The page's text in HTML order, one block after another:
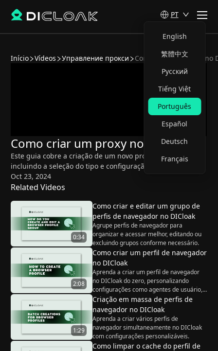
PT
English
繁體中文
Русский
Tiếng Việt
Português
Español
Deutsch
Français
Início Vídeos Управление прокси Como criar um proxy no
Como criar um proxy no DICloak
Este guia cobre a criação de um novo proxy no DICloak,
incluindo a seleção do tipo e configuração de preferências.
Oct 23, 2024
Related Videos
0:34
Como criar e editar um grupo de
perfis de navegador no DICloak
Agrupe perfis de navegador para
organizar e acessar melhor, editando ou
excluindo grupos conforme necessário.
2:08
Como criar um perfil de navegador
no DICloak
Aprenda a criar um perfil de navegador
no DICloak do zero, personalizando
configurações como agentes de usuário,
resolução de tela e geolocalização.
1:29
Criação em massa de perfis de
navegador no DICloak
Aprenda a criar vários perfis de
navegador simultaneamente no DICloak
com configurações personalizáveis.
Como limpar o cache do perfil de